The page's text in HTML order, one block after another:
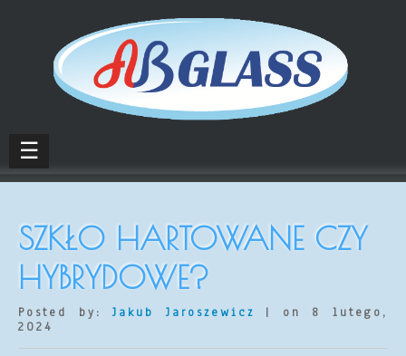
☰
SZKŁO HARTOWANE CZY
HYBRYDOWE?
Posted by:Jakub Jaroszewicz | on 8 lutego,
2024